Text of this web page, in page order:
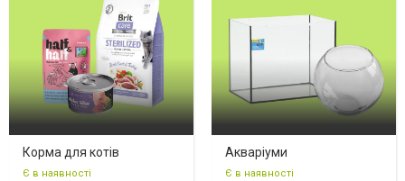
Корма для котів
Є в наявності
Акваріуми
Є в наявності